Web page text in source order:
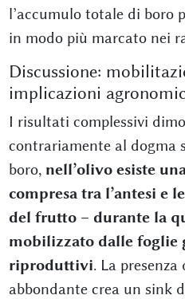
l’accumulo totale di boro
in modo più marcato nei
Discussione:
implicazioni
I risultati complessivi
contrariamente al dogma
boro, nell’olivo esiste
compresa tra l’antesi e
del frutto – durante la
mobilizzato dalle foglie
riproduttivi. La
abbondante crea un sink